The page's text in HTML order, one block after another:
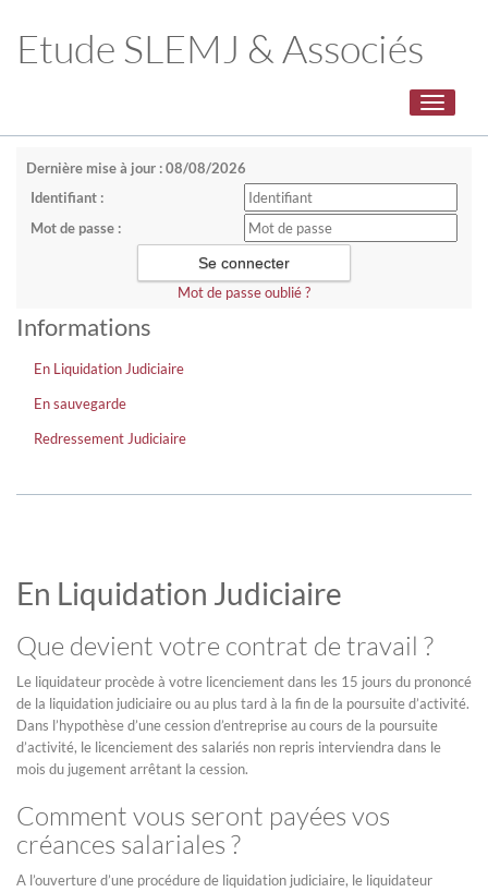
Etude SLEMJ & Associés
Toggle
Dernière mise à jour : 08/08/2026
Identifiant :
Mot de passe :
Mot de passe oublié ?
Informations
En Liquidation Judiciaire
En sauvegarde
Redressement Judiciaire
En Liquidation Judiciaire
Que devient votre contrat de travail ?
Le liquidateur procède à votre licenciement dans les 15 jours du prononcé
de la liquidation judiciaire ou au plus tard à la fin de la poursuite d’activité.
Dans l’hypothèse d’une cession d’entreprise au cours de la poursuite
d’activité, le licenciement des salariés non repris interviendra dans le
mois du jugement arrêtant la cession.
Comment vous seront payées vos
créances salariales ?
A l’ouverture d’une procédure de liquidation judiciaire, le liquidateur